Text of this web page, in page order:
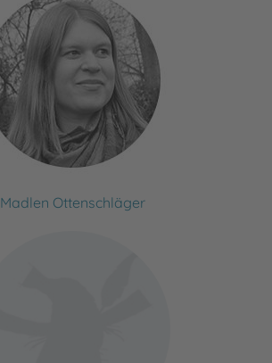
Madlen Ottenschläger